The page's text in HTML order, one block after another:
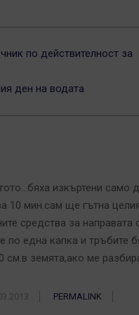
по действителност за
ден на водата
изкъртени само
10 мин.сам ще гътна
средства за направата
по една капка и тръбите
см.в земята,ако ме
PERMALINK